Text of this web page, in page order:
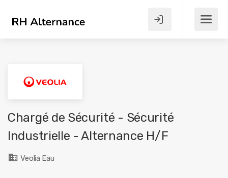
Chargé de Sécurité - Sécurité
Industrielle - Alternance H/F
Veolia Eau